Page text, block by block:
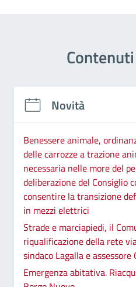
Novità
Benessere animale,
delle carrozze a trazione
necessaria nelle more del
deliberazione del Consiglio
consentire la transizione
in mezzi elettrici
Strade e marciapiedi, il
riqualificazione della rete
sindaco Lagalla e assessore
Emergenza abitativa.